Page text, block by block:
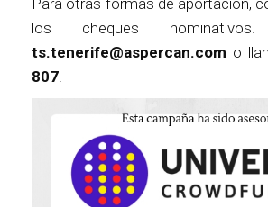
los cheques
ts.tenerife@aspercan.com o
807